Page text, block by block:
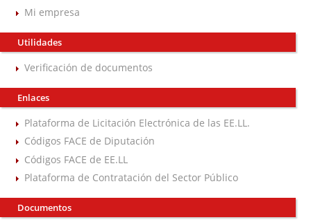
Mi empresa
Utilidades
Verificación de documentos
Enlaces
Plataforma de Licitación Electrónica de las EE.LL.
Códigos FACE de Diputación
Códigos FACE de EE.LL
Plataforma de Contratación del Sector Público
Documentos